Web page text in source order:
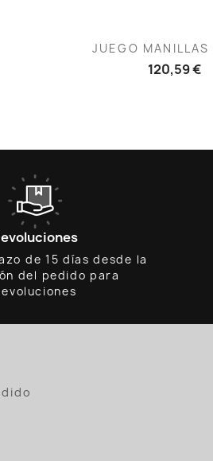
 Vista
JUEGO MANILLAS
120,59 €
de 15 días desde la
del pedido para